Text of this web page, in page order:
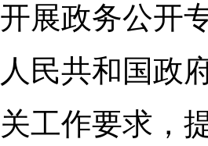
开展政务公开
人民共和国政
关工作要求，